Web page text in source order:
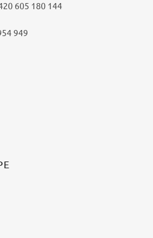
605 180 144
949